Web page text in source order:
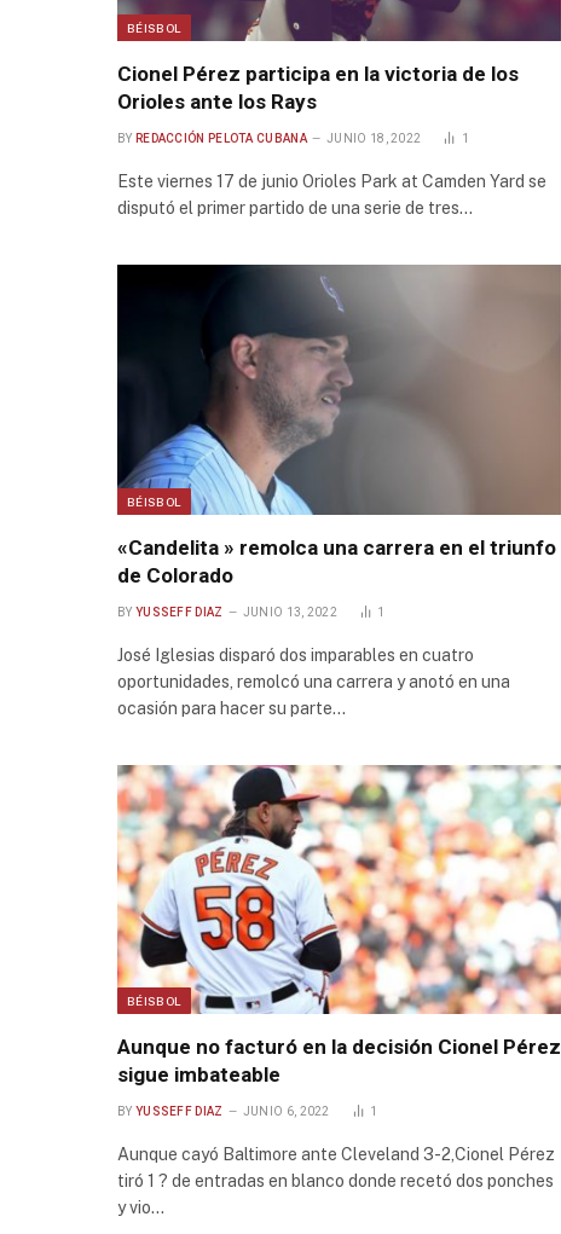
BÉISBOL
Cionel Pérez participa en la victoria de los
Orioles ante los Rays
BY REDACCIÓN PELOTA CUBANA JUNIO 18, 2022 1
Este viernes 17 de junio Orioles Park at Camden Yard se
disputó el primer partido de una serie de tres…
BÉISBOL
«Candelita » remolca una carrera en el triunfo
de Colorado
BY YUSSEFF DIAZ JUNIO 13, 2022 1
José Iglesias disparó dos imparables en cuatro
oportunidades, remolcó una carrera y anotó en una
ocasión para hacer su parte…
BÉISBOL
Aunque no facturó en la decisión Cionel Pérez
sigue imbateable
BY YUSSEFF DIAZ JUNIO 6, 2022 1
Aunque cayó Baltimore ante Cleveland 3-2,Cionel Pérez
tiró 1 ? de entradas en blanco donde recetó dos ponches
y vio…